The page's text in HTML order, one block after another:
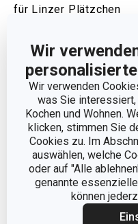
Wir
Wir verwenden
was Sie interessiert,
Kochen und Wohnen.
klicken, stimmen Sie
Cookies zu. Im
auswählen, welche
oder auf "Alle
genannte
können
für Linzer Plätzchen
6,90 €
Auf Lager
Warenkorb